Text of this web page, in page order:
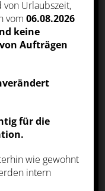
von Urlaubszeit,
vom06.08.2026
keine
Aufträgen
für die
wie gewohnt
intern
Sie
den Einsatz
Sie
verwalten“
erhalten
Sie
unten auf